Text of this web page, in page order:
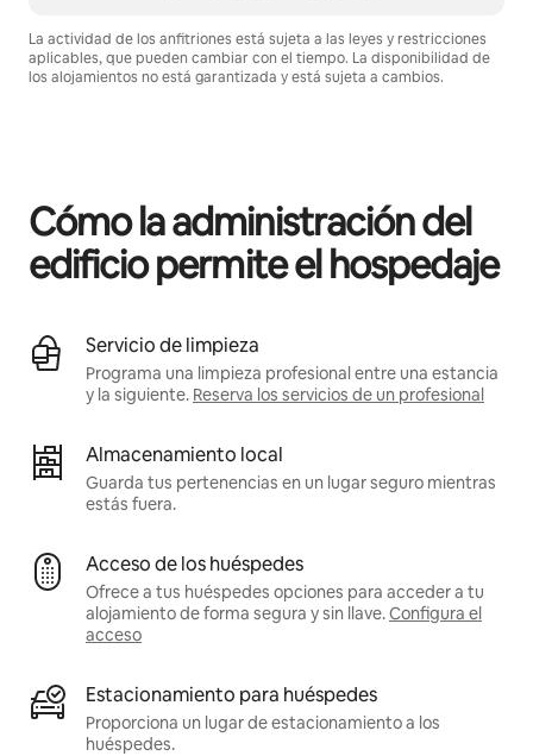
La actividad de los anfitriones está sujeta a las leyes y restricciones
aplicables, que pueden cambiar con el tiempo. La disponibilidad de
los alojamientos no está garantizada y está sujeta a cambios.
Cómo la administración del
edificio permite el hospedaje
Servicio de limpieza
Programa una limpieza profesional entre una estancia
y la siguiente. Reserva los servicios de un profesional
Almacenamiento local
Guarda tus pertenencias en un lugar seguro mientras
estás fuera.
Acceso de los huéspedes
Ofrece a tus huéspedes opciones para acceder a tu
alojamiento de forma segura y sin llave.Configura el
acceso
Estacionamiento para huéspedes
Proporciona un lugar de estacionamiento a los
huéspedes.